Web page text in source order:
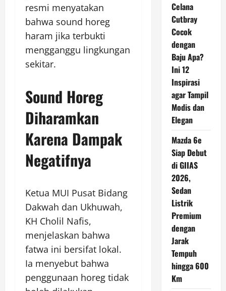
resmi menyatakan
bahwa sound horeg
haram jika terbukti
mengganggu lingkungan
sekitar.
Sound Horeg
Diharamkan
Karena Dampak
Negatifnya
Ketua MUI Pusat Bidang
Dakwah dan Ukhuwah,
KH Cholil Nafis,
menjelaskan bahwa
fatwa ini bersifat lokal.
Ia menyebut bahwa
penggunaan horeg tidak
Celana
Cutbray
Cocok
dengan
Baju Apa?
Ini 12
Inspirasi
agar Tampil
Modis dan
Elegan
Mazda 6e
Siap Debut
di GIIAS
2026,
Sedan
Listrik
Premium
dengan
Jarak
Tempuh
hingga 600
Km